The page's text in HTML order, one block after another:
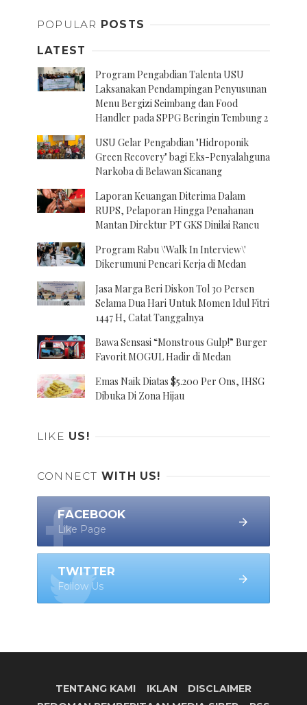
POPULAR POSTS
LATEST
Program Pengabdian Talenta USU
Laksanakan Pendampingan Penyusunan
Menu Bergizi Seimbang dan Food
Handler pada SPPG Beringin Tembung 2
USU Gelar Pengabdian "Hidroponik
Green Recovery" bagi Eks-Penyalahguna
Narkoba di Belawan Sicanang
Laporan Keuangan Diterima Dalam
RUPS, Pelaporan Hingga Penahanan
Mantan Direktur PT GKS Dinilai Rancu
Program Rabu \'Walk In Interview\'
Dikerumuni Pencari Kerja di Medan
Jasa Marga Beri Diskon Tol 30 Persen
Selama Dua Hari Untuk Momen Idul Fitri
1447 H, Catat Tanggalnya
Bawa Sensasi “Monstrous Gulp!” Burger
Favorit MOGUL Hadir di Medan
Emas Naik Diatas $5.200 Per Ons, IHSG
Dibuka Di Zona Hijau
LIKE US!
CONNECT WITH US!
FACEBOOK
Like Page
TWITTER
Follow Us
TENTANG KAMI IKLAN
DISCLAIMER